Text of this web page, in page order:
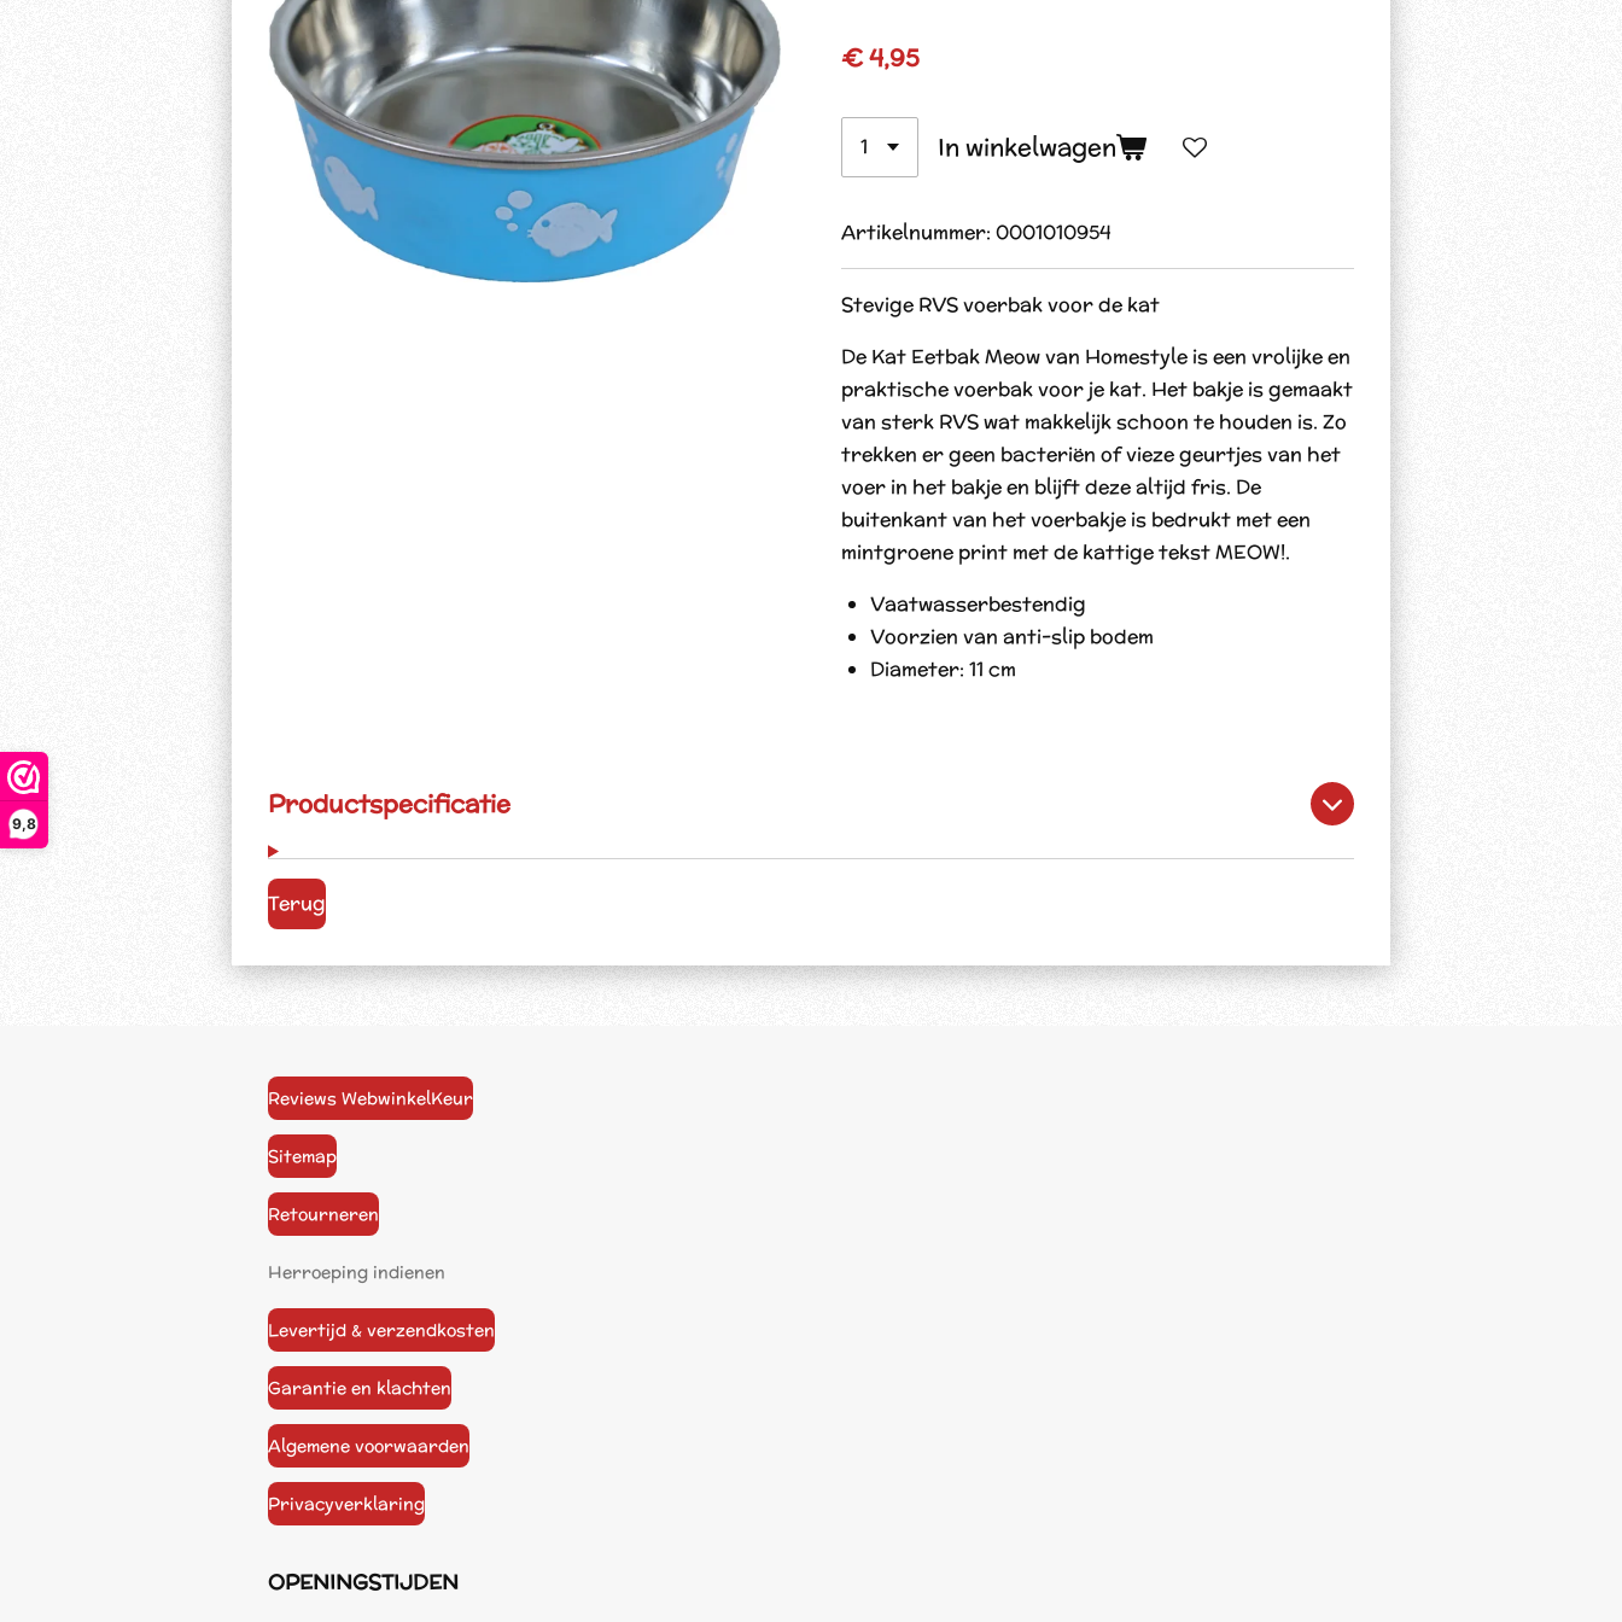
9,8
€ 4,95
In winkelwagen
Artikelnummer: 0001010954
Stevige RVS voerbak voor de kat
De Kat Eetbak Meow van Homestyle is een vrolijke en
praktische voerbak voor je kat. Het bakje is gemaakt
van sterk RVS wat makkelijk schoon te houden is. Zo
trekken er geen bacteriën of vieze geurtjes van het
voer in het bakje en blijft deze altijd fris. De
buitenkant van het voerbakje is bedrukt met een
mintgroene print met de kattige tekst MEOW!.
Vaatwasserbestendig
Voorzien van anti-slip bodem
Diameter: 11 cm
Productspecificatie
Terug
Reviews WebwinkelKeur
Sitemap
Retourneren
Herroeping indienen
Levertijd & verzendkosten
Garantie en klachten
Algemene voorwaarden
Privacyverklaring
OPENINGSTIJDEN